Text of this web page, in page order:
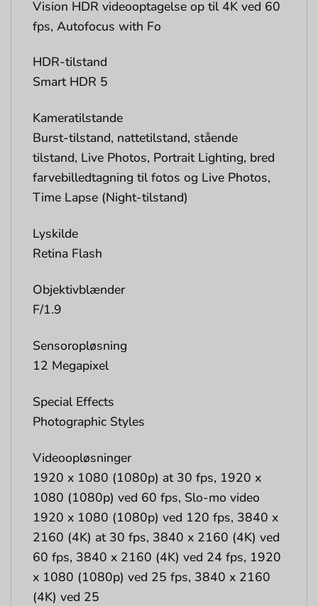
Vision HDR videooptagelse op til 4K ved 60
fps, Autofocus with Fo
HDR-tilstand
Smart HDR 5
Kameratilstande
Burst-tilstand, nattetilstand, stående
tilstand, Live Photos, Portrait Lighting, bred
farvebilledtagning til fotos og Live Photos,
Time Lapse (Night-tilstand)
Lyskilde
Retina Flash
Objektivblænder
F/1.9
Sensoropløsning
12 Megapixel
Special Effects
Photographic Styles
Videoopløsninger
1920 x 1080 (1080p) at 30 fps, 1920 x
1080 (1080p) ved 60 fps, Slo-mo video
1920 x 1080 (1080p) ved 120 fps, 3840 x
2160 (4K) at 30 fps, 3840 x 2160 (4K) ved
60 fps, 3840 x 2160 (4K) ved 24 fps, 1920
x 1080 (1080p) ved 25 fps, 3840 x 2160
(4K) ved 25